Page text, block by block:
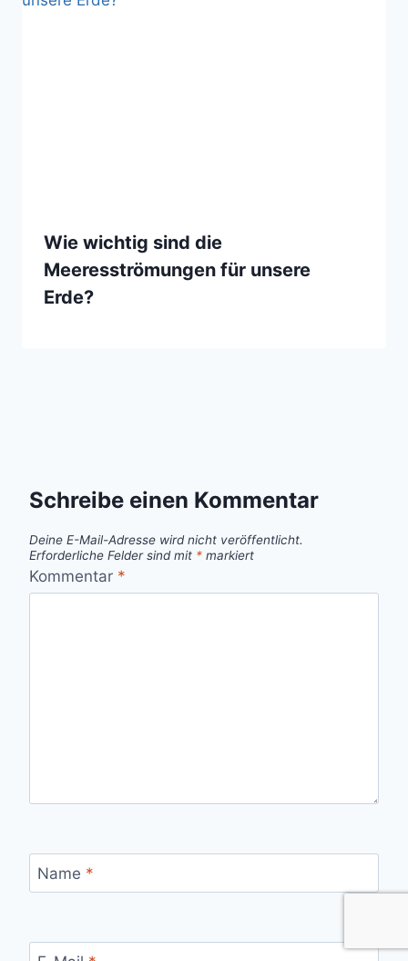
Wie wichtig sind die
Meeresströmungen für unsere
Erde?
Schreibe einen Kommentar
Deine E-Mail-Adresse wird nicht veröffentlicht.
Erforderliche Felder sind mit * markiert
Kommentar *
Name *